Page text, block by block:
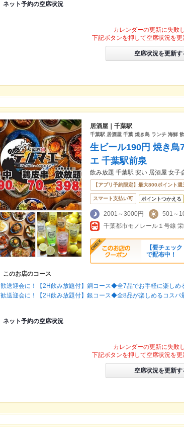
ネット予約の空席状況
カレンダーの更新に失敗
下記ボタンを押して空席状況を更
空席状況を更新す
居酒屋｜千葉駅
千葉駅 居酒屋 千葉 焼き鳥 ランチ 海鮮
生ビール190円 焼き鳥
エ 千葉駅前泉
飲み放題 千葉駅 安い 居酒屋 女子
【アプリ予約限定】最大800ポイント還
スマート支払い可 ポイントつかえる
2001～3000円
501～
【要チェッ
で配布中！
このお店のコース
歓送迎会に！【2H飲み放題付】銅コース◆全7品でお手軽に楽しめ
歓送迎会に！【2H飲み放題付】銀コース◆全8品が楽しめるコスパ
ネット予約の空席状況
カレンダーの更新に失敗
下記ボタンを押して空席状況を更
空席状況を更新す